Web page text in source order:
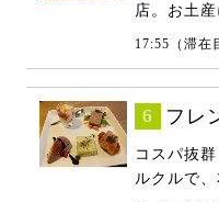
店。お土産
17:55（滞在
6 フレ
コスパ抜
ルクルで